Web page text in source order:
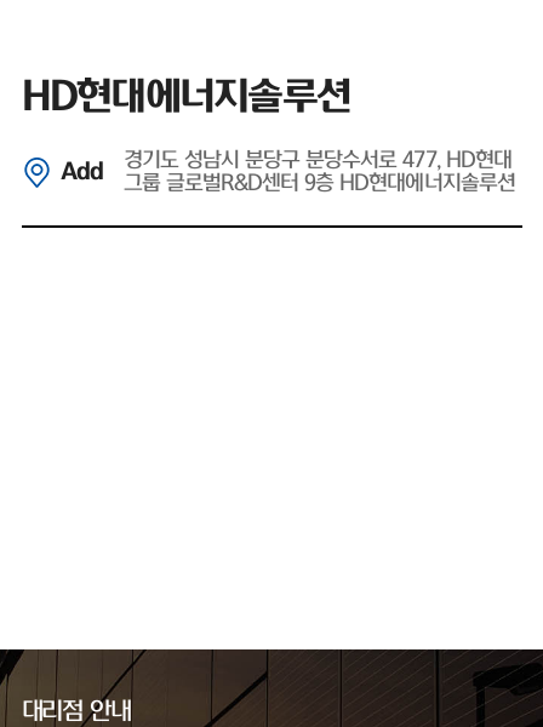
HD현대에너지솔루션
Add
경기도 성남시 분당구 분당수서로 477, HD현대
그룹 글로벌R&D센터 9층 HD현대에너지솔루션
대리점 안내